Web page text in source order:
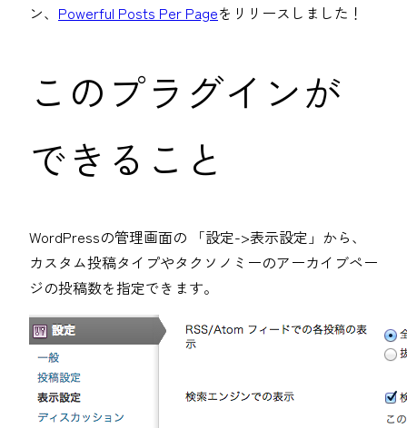
ン、 Powerful Posts Per Pageをリリースしました！
このプラグインが
できること
WordPressの管理画面の 「設定->表示設定」から、
カスタム投稿タイプやタクソノミーのアーカイブペー
ジの投稿数を指定できます。